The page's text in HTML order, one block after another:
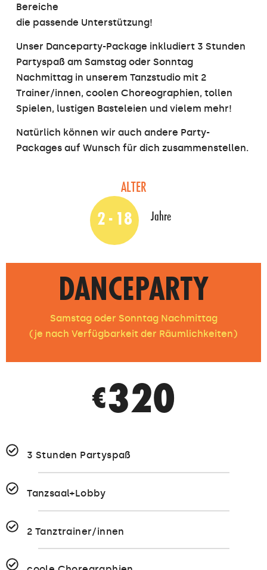
Bereiche
die passende Unterstützung!
Unser Danceparty-Package inkludiert 3 Stunden
Partyspaß am Samstag oder Sonntag
Nachmittag in unserem Tanzstudio mit 2
Trainer/innen, coolen Choreographien, tollen
Spielen, lustigen Basteleien und vielem mehr!
Natürlich können wir auch andere Party-
Packages auf Wunsch für dich zusammenstellen.
ALTER
2 - 18 Jahre
DANCEPARTY
Samstag oder Sonntag Nachmittag
(je nach Verfügbarkeit der Räumlichkeiten)
€320
3 Stunden Partyspaß
Tanzsaal+Lobby
2 Tanztrainer/innen